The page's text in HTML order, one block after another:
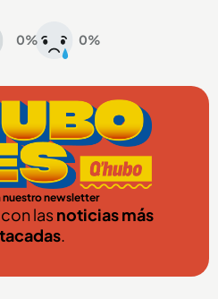
0% 0%
nuestro newsletter
lasnoticias más
.